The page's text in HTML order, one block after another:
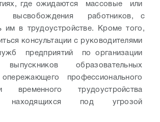
где ожидаются массовые или
высвобождения работников, с
им в трудоустройстве. Кроме того,
консультации с руководителями
предприятий по организации
выпускников образовательных
профессионального
трудоустройства
находящихся под угрозой